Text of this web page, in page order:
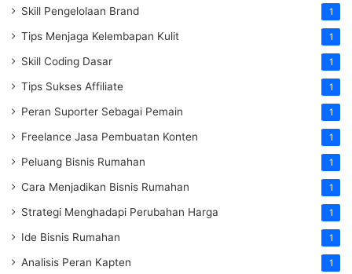
Skill Pengelolaan Brand 1
Tips Menjaga Kelembapan Kulit 1
Skill Coding Dasar 1
Tips Sukses Affiliate 1
Peran Suporter Sebagai Pemain 1
Freelance Jasa Pembuatan Konten 1
Peluang Bisnis Rumahan 1
Cara Menjadikan Bisnis Rumahan 1
Strategi Menghadapi Perubahan Harga 1
Ide Bisnis Rumahan 1
Analisis Peran Kapten 1